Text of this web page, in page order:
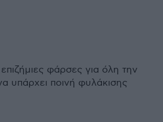
φάρσες για όλη την
υπάρχει ποινή φυλάκισης